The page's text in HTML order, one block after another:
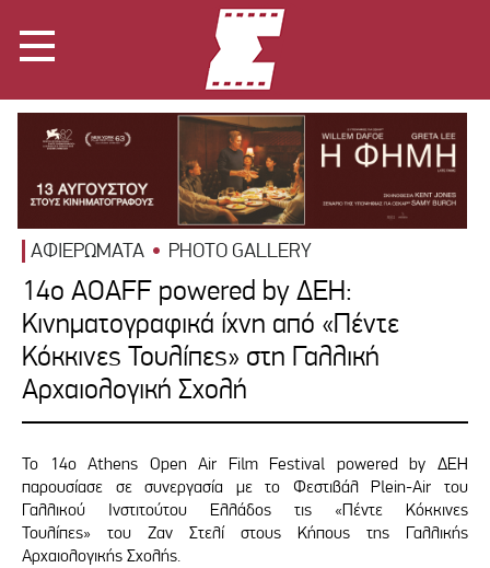
ΑΦΙΕΡΩΜΑΤΑ PHOTO GALLERY
14ο AOAFF powered by ΔΕΗ:
Κινηματογραφικά ίχνη από «Πέντε
Κόκκινες Τουλίπες» στη Γαλλική
Αρχαιολογική Σχολή
Το 14ο Athens Open Air Film Festival powered by ΔΕΗ
παρουσίασε σε συνεργασία με το Φεστιβάλ Plein-Air του
Γαλλικού Ινστιτούτου Ελλάδος τις «Πέντε Κόκκινες
Τουλίπες» του Ζαν Στελί στους Κήπους της Γαλλικής
Αρχαιολογικής Σχολής.